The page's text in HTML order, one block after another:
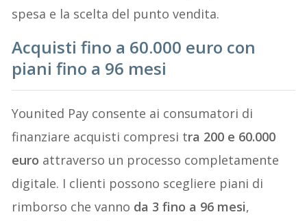
spesa e la scelta del punto vendita.
Acquisti fino a 60.000 euro con
piani fino a 96 mesi
Younited Pay consente ai consumatori di
finanziare acquisti compresi tra 200 e 60.000
euro attraverso un processo completamente
digitale. I clienti possono scegliere piani di
rimborso che vanno da 3 fino a 96 mesi,